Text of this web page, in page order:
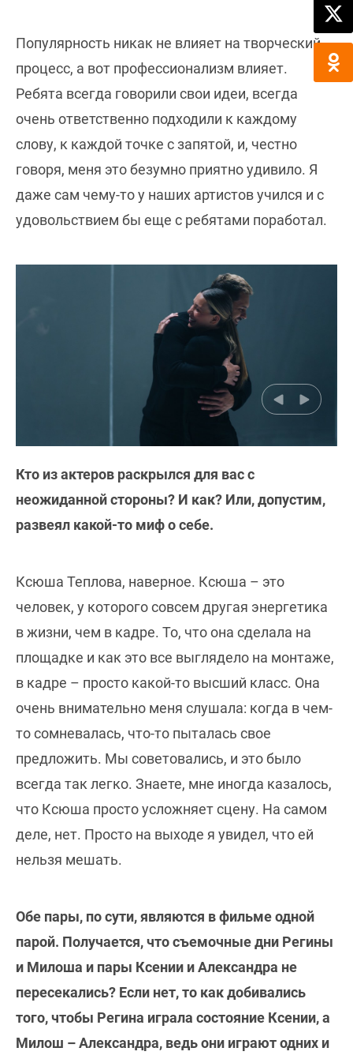
Популярность никак не влияет на творческий
процесс, а вот профессионализм влияет.
Ребята всегда говорили свои идеи, всегда
очень ответственно подходили к каждому
слову, к каждой точке с запятой, и, честно
говоря, меня это безумно приятно удивило. Я
даже сам чему-то у наших артистов учился и с
удовольствием бы еще с ребятами поработал.
Кто из актеров раскрылся для вас с
неожиданной стороны? И как? Или, допустим,
развеял какой-то миф о себе.
Ксюша Теплова, наверное. Ксюша – это
человек, у которого совсем другая энергетика
в жизни, чем в кадре. То, что она сделала на
площадке и как это все выглядело на монтаже,
в кадре – просто какой-то высший класс. Она
очень внимательно меня слушала: когда в чем-
то сомневалась, что-то пыталась свое
предложить. Мы советовались, и это было
всегда так легко. Знаете, мне иногда казалось,
что Ксюша просто усложняет сцену. На самом
деле, нет. Просто на выходе я увидел, что ей
нельзя мешать.
Обе пары, по сути, являются в фильме одной
парой. Получается, что съемочные дни Регины
и Милоша и пары Ксении и Александра не
пересекались? Если нет, то как добивались
того, чтобы Регина играла состояние Ксении, а
Милош – Александра, ведь они играют одних и